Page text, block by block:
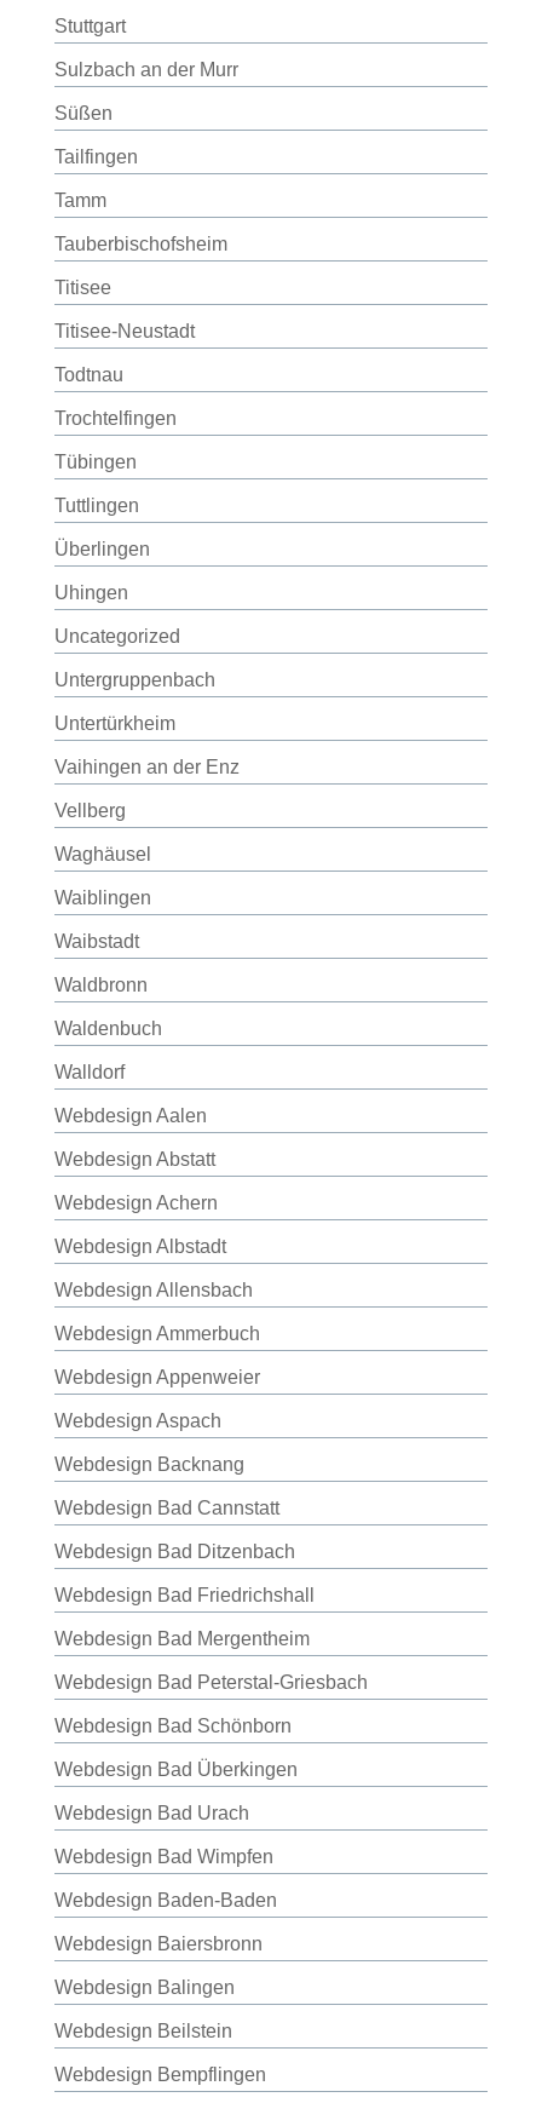
Stuttgart
Sulzbach an der Murr
Süßen
Tailfingen
Tamm
Tauberbischofsheim
Titisee
Titisee-Neustadt
Todtnau
Trochtelfingen
Tübingen
Tuttlingen
Überlingen
Uhingen
Uncategorized
Untergruppenbach
Untertürkheim
Vaihingen an der Enz
Vellberg
Waghäusel
Waiblingen
Waibstadt
Waldbronn
Waldenbuch
Walldorf
Webdesign Aalen
Webdesign Abstatt
Webdesign Achern
Webdesign Albstadt
Webdesign Allensbach
Webdesign Ammerbuch
Webdesign Appenweier
Webdesign Aspach
Webdesign Backnang
Webdesign Bad Cannstatt
Webdesign Bad Ditzenbach
Webdesign Bad Friedrichshall
Webdesign Bad Mergentheim
Webdesign Bad Peterstal-Griesbach
Webdesign Bad Schönborn
Webdesign Bad Überkingen
Webdesign Bad Urach
Webdesign Bad Wimpfen
Webdesign Baden-Baden
Webdesign Baiersbronn
Webdesign Balingen
Webdesign Beilstein
Webdesign Bempflingen